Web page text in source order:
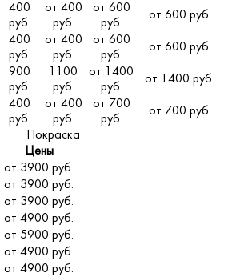
400
руб.
от 400
руб.
от 600
руб.
от 600 руб.
400
руб.
от 400
руб.
от 600
руб.
от 600 руб.
900
руб.
1100
руб.
от 1400
руб.
от 1400 руб.
400
руб.
от 400
руб.
от 700
руб.
от 700 руб.
Покраска
Цены
от 3900 руб.
от 3900 руб.
от 3900 руб.
от 4900 руб.
от 5900 руб.
от 4900 руб.
от 4900 руб.